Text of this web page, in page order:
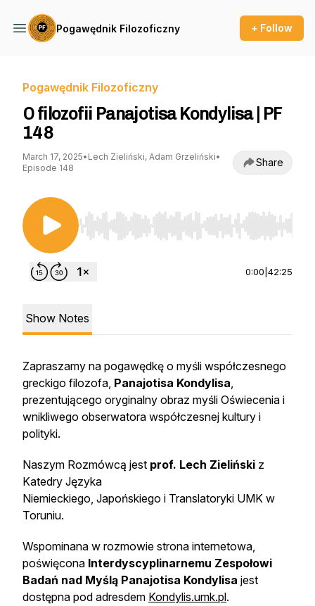
Pogawędnik Filozoficzny + Follow
Pogawędnik Filozoficzny
O filozofii Panajotisa Kondylisa | PF
148
March 17, 2025• Lech Zieliński, Adam Grzeliński•
Episode 148
Share
Use Left/Right to seek, Home/End to jump to
0:00 42:25
Show Notes
Zapraszamy na pogawędkę o myśli współczesnego
greckigo filozofa, Panajotisa Kondylisa,
prezentującego oryginalny obraz myśli Oświecenia i
wnikliwego obserwatora współczesnej kultury i
polityki.
Naszym Rozmówcą jest prof. Lech Zieliński z
Katedry Języka
Niemieckiego, Japońskiego i Translatoryki UMK w
Toruniu.
Wspominana w rozmowie strona internetowa,
poświęcona Interdyscyplinarnemu Zespołowi
Badań nad Myślą Panajotisa Kondylisa jest
dostępna pod adresdem Kondylis.umk.pl.